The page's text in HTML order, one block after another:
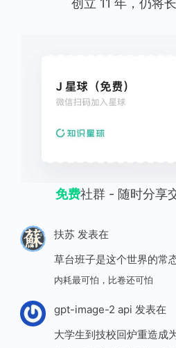
创立 11 年，仍将
免费社群 - 随时分享
扶苏发表在
草台班子是这个世界的常
内耗最可怕，比卷还可怕
gpt-image-2 api 发表在
大学生到技校回炉重造成